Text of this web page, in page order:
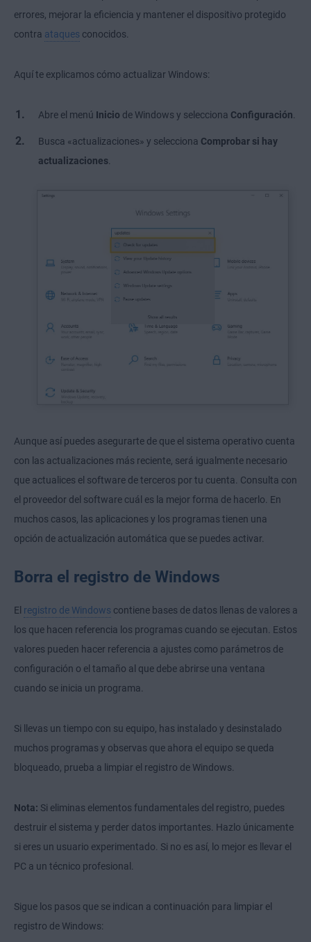
errores, mejorar la eficiencia y mantener el dispositivo protegido
contra ataques conocidos.
Aquí te explicamos cómo actualizar Windows:
Abre el menú Inicio de Windows y selecciona Configuración
Busca «actualizaciones» y selecciona Comprobar si hay
actualizaciones
Aunque así puedes asegurarte de que el sistema operativo cuenta
con las actualizaciones más reciente, será igualmente necesario
que actualices el software de terceros por tu cuenta. Consulta con
el proveedor del software cuál es la mejor forma de hacerlo. En
muchos casos, las aplicaciones y los programas tienen una
opción de actualización automática que se puedes activar.
Borra el registro de Windows
El registro de Windows contiene bases de datos llenas de valores a
los que hacen referencia los programas cuando se ejecutan. Estos
valores pueden hacer referencia a ajustes como parámetros de
configuración o el tamaño al que debe abrirse una ventana
cuando se inicia un programa.
Si llevas un tiempo con su equipo, has instalado y desinstalado
muchos programas y observas que ahora el equipo se queda
bloqueado, prueba a limpiar el registro de Windows.
Nota: Si eliminas elementos fundamentales del registro, puedes
destruir el sistema y perder datos importantes. Hazlo únicamente
si eres un usuario experimentado. Si no es así, lo mejor es llevar el
PC a un técnico profesional.
Sigue los pasos que se indican a continuación para limpiar el
registro de Windows: